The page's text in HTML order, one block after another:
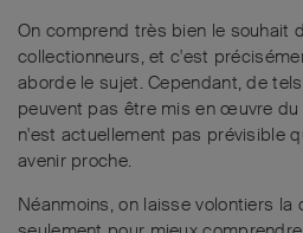
On comprend très bien le souhait
collectionneurs, et c'est
aborde le sujet. Cependant, de
peuvent pas être mis en œuvre du
n'est actuellement pas prévisible
avenir proche.
Néanmoins, on laisse volontiers la